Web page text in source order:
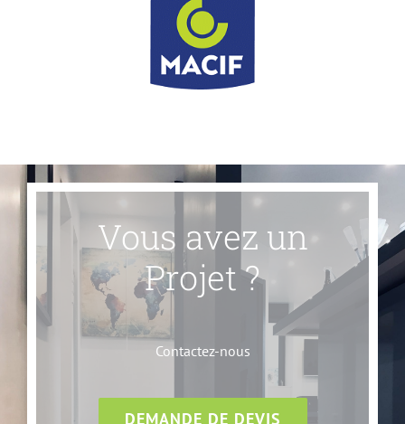
Vous avez un
Projet ?
Contactez-nous
DEMANDE DE DEVIS